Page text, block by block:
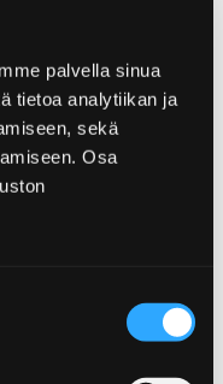
palvella sinua
tietoa analytiikan ja
sekä
Osa